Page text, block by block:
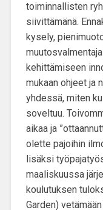
toiminnallisten
siivittämänä.
kysely,
kehittämiseen
mukaan ohjeet ja
yhdessä, miten
soveltuu.
aikaa ja
olette pajoihin
lisäksi
maaliskuussa
koulutuksen
Garden)